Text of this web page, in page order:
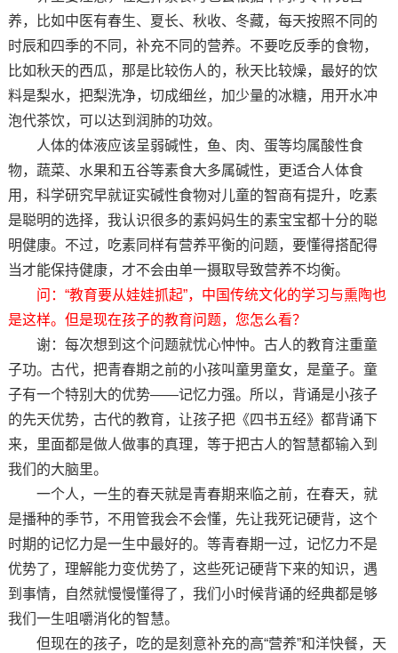
养，比如中医有春生、夏长、秋收、冬藏，每天按照不同的
时辰和四季的不同，补充不同的营养。不要吃反季的食物，
比如秋天的西瓜，那是比较伤人的，秋天比较燥，最好的饮
料是梨水，把梨洗净，切成细丝，加少量的冰糖，用开水冲
泡代茶饮，可以达到润肺的功效。
人体的体液应该呈弱碱性，鱼、肉、蛋等均属酸性食
物，蔬菜、水果和五谷等素食大多属碱性，更适合人体食
用，科学研究早就证实碱性食物对儿童的智商有提升，吃素
是聪明的选择，我认识很多的素妈妈生的素宝宝都十分的聪
明健康。不过，吃素同样有营养平衡的问题，要懂得搭配得
当才能保持健康，才不会由单一摄取导致营养不均衡。
问：“教育要从娃娃抓起”，中国传统文化的学习与熏陶也
是这样。但是现在孩子的教育问题，您怎么看？
谢：每次想到这个问题就忧心忡忡。古人的教育注重童
子功。古代，把青春期之前的小孩叫童男童女，是童子。童
子有一个特别大的优势——记忆力强。所以，背诵是小孩子
的先天优势，古代的教育，让孩子把《四书五经》都背诵下
来，里面都是做人做事的真理，等于把古人的智慧都输入到
我们的大脑里。
一个人，一生的春天就是青春期来临之前，在春天，就
是播种的季节，不用管我会不会懂，先让我死记硬背，这个
时期的记忆力是一生中最好的。等青春期一过，记忆力不是
优势了，理解能力变优势了，这些死记硬背下来的知识，遇
到事情，自然就慢慢懂得了，我们小时候背诵的经典都是够
我们一生咀嚼消化的智慧。
但现在的孩子，吃的是刻意补充的高“营养”和洋快餐，天